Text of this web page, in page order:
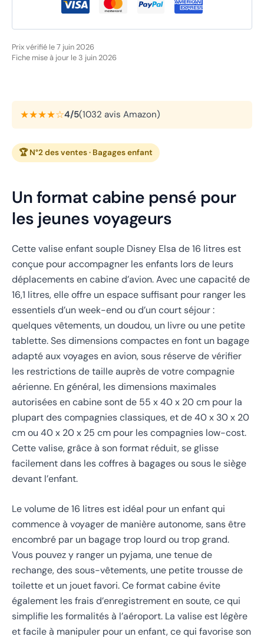
Prix vérifié le 7 juin 2026
Fiche mise à jour le 3 juin 2026
★★★★☆4/5(1032 avis Amazon)
🏆 N°2 des ventes · Bagages enfant
Un format cabine pensé pour
les jeunes voyageurs
Cette valise enfant souple Disney Elsa de 16 litres est
conçue pour accompagner les enfants lors de leurs
déplacements en cabine d’avion. Avec une capacité de
16,1 litres, elle offre un espace suffisant pour ranger les
essentiels d’un week-end ou d’un court séjour :
quelques vêtements, un doudou, un livre ou une petite
tablette. Ses dimensions compactes en font un bagage
adapté aux voyages en avion, sous réserve de vérifier
les restrictions de taille auprès de votre compagnie
aérienne. En général, les dimensions maximales
autorisées en cabine sont de 55 x 40 x 20 cm pour la
plupart des compagnies classiques, et de 40 x 30 x 20
cm ou 40 x 20 x 25 cm pour les compagnies low-cost.
Cette valise, grâce à son format réduit, se glisse
facilement dans les coffres à bagages ou sous le siège
devant l’enfant.
Le volume de 16 litres est idéal pour un enfant qui
commence à voyager de manière autonome, sans être
encombré par un bagage trop lourd ou trop grand.
Vous pouvez y ranger un pyjama, une tenue de
rechange, des sous-vêtements, une petite trousse de
toilette et un jouet favori. Ce format cabine évite
également les frais d’enregistrement en soute, ce qui
simplifie les formalités à l’aéroport. La valise est légère
et facile à manipuler pour un enfant, ce qui favorise son